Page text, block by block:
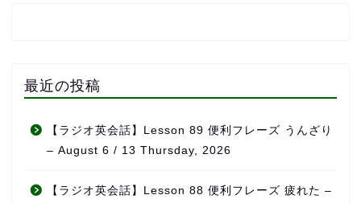
最近の投稿
【ラジオ英会話】Lesson 89 便利フレーズ うんざり
– August 6 / 13 Thursday, 2026
【ラジオ英会話】Lesson 88 便利フレーズ 疲れた –